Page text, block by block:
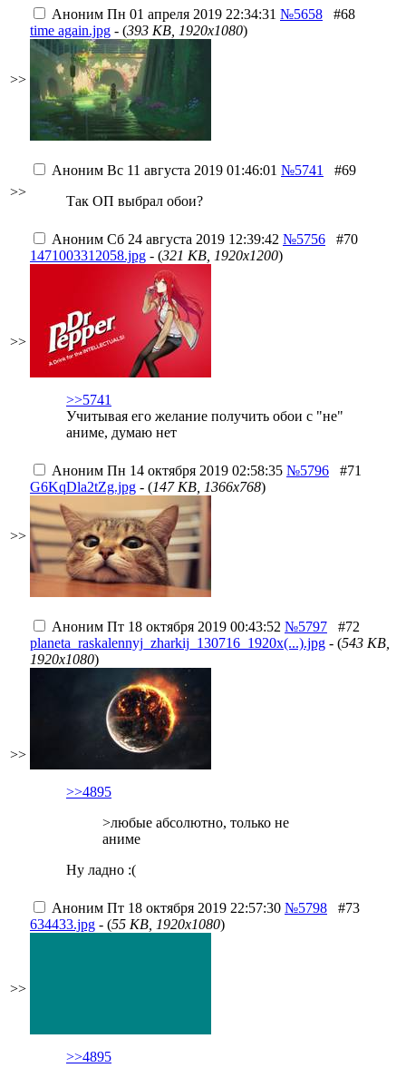
>>
Аноним Пн 01 апреля 2019 22:34:31 №5658
#68
time again.jpg - (393 KB, 1920x1080)
>>
Аноним Вс 11 августа 2019 01:46:01 №5741
#69
Так ОП выбрал обои?
>>
Аноним Сб 24 августа 2019 12:39:42 №5756
#70
1471003312058.jpg - (321 KB, 1920x1200)
>>5741
Учитывая его желание получить обои с "не"
аниме, думаю нет
>>
Аноним Пн 14 октября 2019 02:58:35 №5796
#71
G6KqDla2tZg.jpg - (147 KB, 1366x768)
>>
Аноним Пт 18 октября 2019 00:43:52 №5797
#72
planeta_raskalennyj_zharkij_130716_1920x(...).jpg - (543 KB,
1920x1080)
>>4895
>любые абсолютно, только не
аниме
Ну ладно :(
>>
Аноним Пт 18 октября 2019 22:57:30 №5798
#73
634433.jpg - (55 KB, 1920x1080)
>>4895